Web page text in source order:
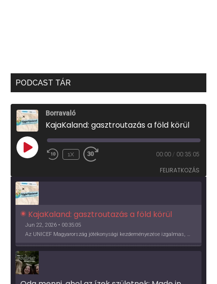
PODCAST TÁR
Borravaló
KajaKaland: gasztroutazás a föld körül
PLAY
EPISODE
1X 00:00 / 00:35:05
FELIRATKOZÁS
KajaKaland: gasztroutazás a föld körül
Jun 22, 2026 • 00:35:05
Az UNICEF Magyarország jótékonysági kezdeményezése izgalmas, egész éves világkörüli ízutazásra hív, igazi családi program és gasztroedukáció, illetve segítség a rászorulóknak is egyben.